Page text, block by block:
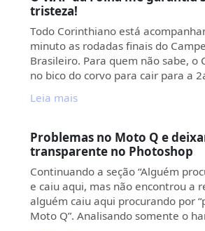
tristeza!
Todo Corinthiano está
minuto as rodadas finais do
Brasileiro. Para quem não sabe, o
no bico do corvo para cair para a
Leia mais
Problemas no Moto Q e
transparente no Photoshop
Continuando a seção “Alguém
e caiu aqui, mas não encontrou a
alguém caiu aqui procurando por
Moto Q”. Analisando somente o